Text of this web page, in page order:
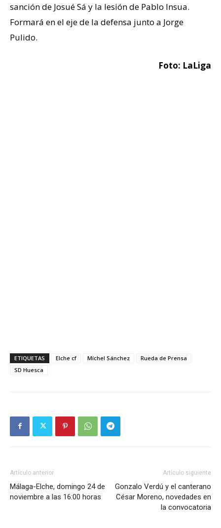
sanción de Josué Sá y la lesión de Pablo Insua.
Formará en el eje de la defensa junto a Jorge
Pulido.
Foto: LaLiga
ETIQUETAS Elche cf Míchel Sánchez
Rueda de Prensa
SD Huesca
Artículo anterior
Málaga-Elche, domingo 24 de
noviembre a las 16:00 horas
Artículo siguiente
Gonzalo Verdú y el canterano
César Moreno, novedades en
la convocatoria